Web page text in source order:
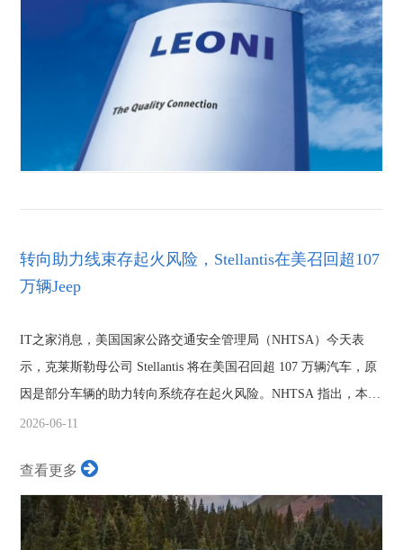
转向助力线束存起火风险，Stellantis在美召回超107
万辆Jeep
IT之家消息，美国国家公路交通安全管理局（NHTSA）今天表
示，克莱斯勒母公司 Stellantis 将在美国召回超 107 万辆汽车，原
因是部分车辆的助力转向系统存在起火风险。NHTSA 指出，本次
召回涉及 2...
2026-06-11
查看更多